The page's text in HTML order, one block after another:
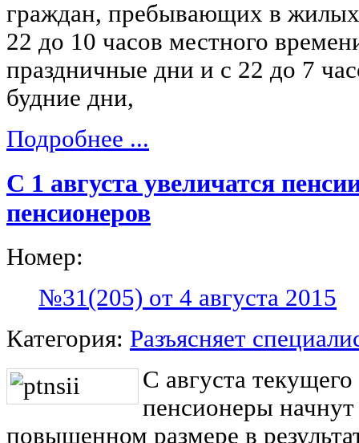
граждан, пребывающих в
22 до 10 часов местного
праздничные дни и с 22 до 7
будние дни,
Подробнее ...
С 1 августа увеличатся
пенсионеров
Номер:
№31(205) от 4 августа 2015
Категория: Разъясняет
С августа
пенсионеры
повышенном размере в